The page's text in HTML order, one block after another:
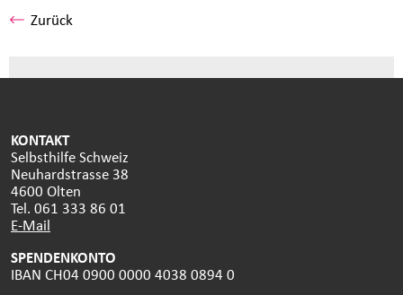
Zurück
KONTAKT
Selbsthilfe Schweiz
Neuhardstrasse 38
4600 Olten
Tel. 061 333 86 01
E-Mail
SPENDENKONTO
IBAN CH04 0900 0000 4038 0894 0